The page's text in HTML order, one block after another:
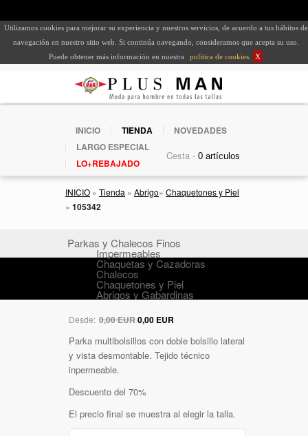
Utilizamos cookies para mejorar su experiencia y nuestros servicios, de acuerdo a tus hábitos de
navegación en nuestro sitio web. Si continúa navegando, consideramos que acepta su uso.
Puede obtener más información en nuestra
política de cookies X
INICIO TIENDA
NOVEDADES
LARGO ESPECIAL
LO+REBAJADO
Cesta -
INICIO » Tienda » Abrigo» Chaquetones y Piel
» 105342
Parkas y Chalecos Finos
Impermeables
Chaquetas y Cazadoras
Chalecos
Chaquetones y Piel
Abrigos y Gabardinas
Desde: 0,00 EUR0,00 EUR
Parka multibolsillos con doble bolsillo lateral
y vista desmontable. Tejido técnico
inpermeable.
Descuento del 70%
El precio final se muestra al elegir la talla.